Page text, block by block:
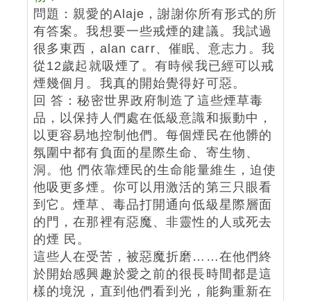
問題：親愛的Alaje，謝謝你所有形式的所
有答案。我想要一些戒煙的建議。我試過
很多東西，alan carr、催眠、意志力。我
從12歲起就吸煙了。有時候我已經可以戒
煙幾個月。我真的開始覺得好可惡。
回 答：秘密世界政府制造了這些煙草毒
品，以保持人們處在低級意識和振動中，
以更容易地控制他們。每個煙民在他髒的
氛圍中都有負面的星際生命、寄生物、
洞。他 們依靠煙民的生命能量維生，迫使
他吸更多煙。你可以用激活的第三只眼看
到它。煙草、毒品打開通向低級星際層面
的門，在那裡有惡魔、非靈性的人或死去
的煙 民。
這些人在受苦，被惡魔折磨……在他們終
於開始感興趣於愛之前的很長時間都是這
樣的境況，直到他們看到光，能夠重新在